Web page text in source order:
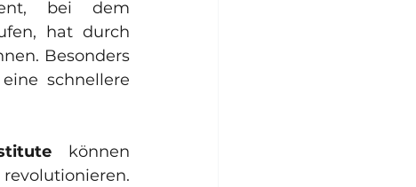
bei dem
hat durch
schnellere
können